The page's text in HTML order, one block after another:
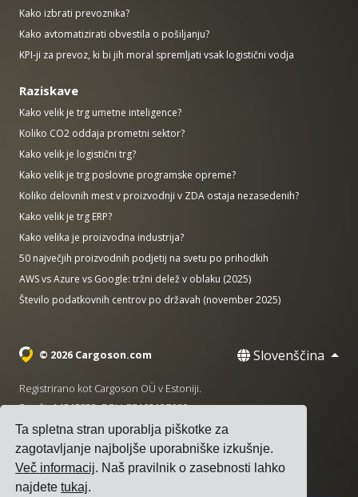
Ta spletna stran uporablja piškotke za
zagotavljanje najboljše uporabniške izkušnje.
Več informacij. Naš pravilnik o zasebnosti lahko
najdetetukaj.
Kako izbrati prevoznika?
Kako avtomatizirati obvestila o pošiljanju?
KPI-ji za prevoz, ki bi jih moral spremljati vsak logistični vodja
Raziskave
Kako velik je trg umetne inteligence?
Koliko CO2 oddaja prometni sektor?
Kako velik je logistični trg?
Kako velik je trg poslovne programske opreme?
Koliko delovnih mest v proizvodnji v ZDA ostaja nezasedenih?
Kako velik je trg ERP?
Kako velika je proizvodna industrija?
50 največjih proizvodnih podjetij na svetu po prihodkih
AWS vs Azure vs Google: tržni delež v oblaku (2025)
Število podatkovnih centrov po državah (november 2025)
© 2026 Cargoson.com Slovenščina
Registrirano kot Cargoson OÜ v Estoniji.
Reg št: 14545832. DDV: EE102137680.
Sedež: Pärnu mnt. 141, 11314 Talin, Estonija
+372 5555 0028
· hello@cargoson.com